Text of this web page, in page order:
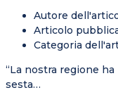
Autore
Articolo
Categoria
“La nostra regione
sesta…